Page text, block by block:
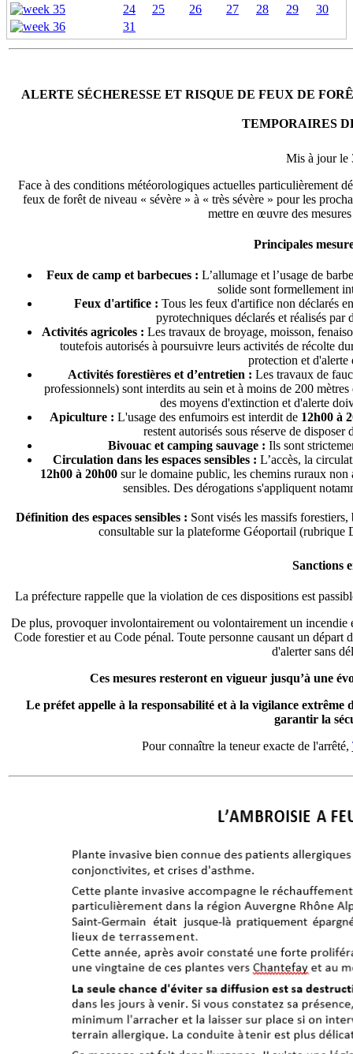
24
25 26 27 28 29
30
31
ALERTE SÉCHERESSE ET RISQUE DE FEUX DE
TEMPORAIRES
Mis à jour le
Face à des conditions météorologiques actuelles particulièrement
feux de forêt de niveau « sévère » à « très sévère » pour les
mettre en œuvre des
Principales
Feux de camp et barbecues : L’allumage et l’usage de
solide sont formellement
Feux d'artifice : Tous les feux d'artifice non déclarés
pyrotechniques déclarés et réalisés par
Activités agricoles : Les travaux de broyage, moisson,
toutefois autorisés à poursuivre leurs activités de récolte
protection et d'alerte
Activités forestières et d’entretien : Les travaux de
professionnels) sont interdits au sein et à moins de 200 mètres
des moyens d'extinction et d'alerte
Apiculture : L'usage des enfumoirs est interdit de 12h00 à
restent autorisés sous réserve de
Bivouac et camping sauvage : Ils sont
Circulation dans les espaces sensibles : L’accès, la
12h00 à 20h00 sur le domaine public, les chemins ruraux non
sensibles. Des dérogations s'appliquent
Définition des espaces sensibles : Sont visés les massifs
consultable sur la plateforme Géoportail (rubrique
Sanctions
La préfecture rappelle que la violation de ces dispositions est
De plus, provoquer involontairement ou volontairement un incendie
Code forestier et au Code pénal. Toute personne causant un
d'alerter sans
Ces mesures resteront en vigueur jusqu’à une
Le préfet appelle à la responsabilité et à la vigilance
garantir la
Pour connaître la teneur exacte de l'arrêté,